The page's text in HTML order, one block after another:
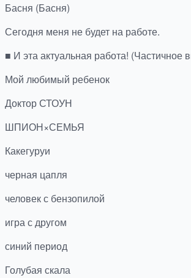
Басня (Басня)
Сегодня меня не будет на работе.
■ И эта актуальная работа! (Частичное
Мой любимый ребенок
Доктор СТОУН
ШПИОН×СЕМЬЯ
Какегуруи
черная цапля
человек с бензопилой
игра с другом
синий период
Голубая скала